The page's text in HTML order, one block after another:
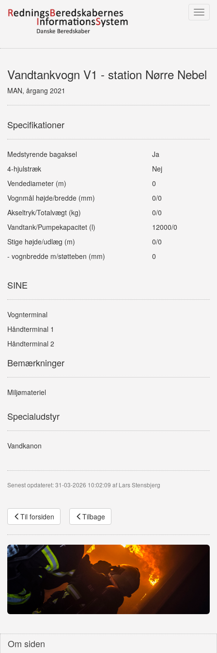
Vandtankvogn V1 - station Nørre Nebel
MAN, årgang 2021
Specifikationer
Medstyrende bagaksel
4-hjulstræk
Vendediameter (m)
Vognmål højde/bredde (mm)
Akseltryk/Totalvægt (kg)
Vandtank/Pumpekapacitet (l)
Stige højde/udlæg (m)
- vognbredde m/støtteben (mm)
Ja
Nej
0
0/0
0/0
12000/0
0/0
0
SINE
Vognterminal
Håndterminal 1
Håndterminal 2
Bemærkninger
Miljømateriel
Specialudstyr
Vandkanon
Senest opdateret: 31-03-2026 10:02:09 af Lars Stensbjerg
Til forsiden Tilbage
Om siden